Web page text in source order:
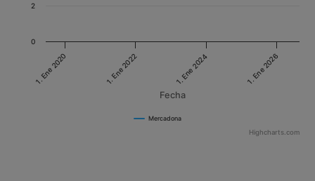
Fecha
1. Ene 2020 1. Ene 2022 1. Ene 2024 1. Ene 2026
0
2
Mercadona
Highcharts.com